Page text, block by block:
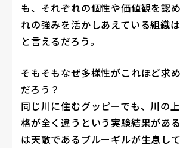
も、それぞれの個性や価値観を認
れの強みを活かしあえている組織
と言えるだろう。
そもそもなぜ多様性がこれほど求
だろう？
同じ川に住むグッピーでも、川の
格が全く違うという実験結果があ
は天敵であるブルーギルが生息し